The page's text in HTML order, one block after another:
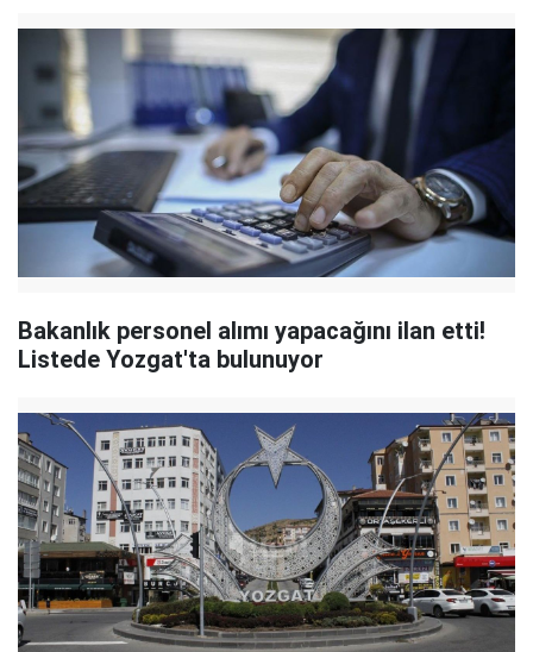
Bakanlık personel alımı yapacağını ilan etti!
Listede Yozgat'ta bulunuyor